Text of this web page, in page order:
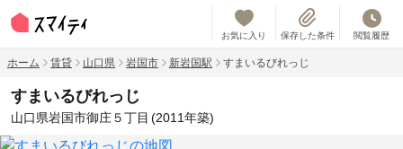
お気に入り 保存した条件 閲覧履歴
ホーム 賃貸 山口県 岩国市 新岩国駅 すまいるびれっじ
すまいるびれっじ
山口県岩国市御庄５丁目 (2011年築)